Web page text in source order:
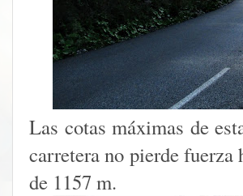
Las cotas máximas de
carretera no pierde
de 1157 m.